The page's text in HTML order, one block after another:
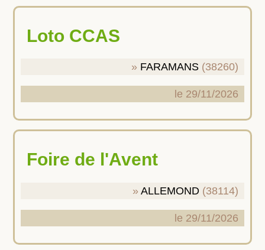
Loto CCAS
FARAMANS (38260)
le 29/11/2026
Foire de l'Avent
ALLEMOND (38114)
le 29/11/2026